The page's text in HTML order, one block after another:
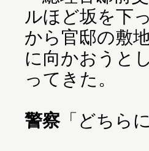
ルほど坂を下
から官邸の敷
に向かおうと
ってきた。
警察「どちら